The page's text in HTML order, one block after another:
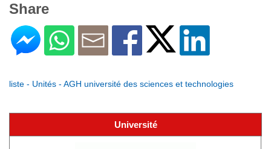
Share
liste - Unités - AGH université des sciences et technologies
Université